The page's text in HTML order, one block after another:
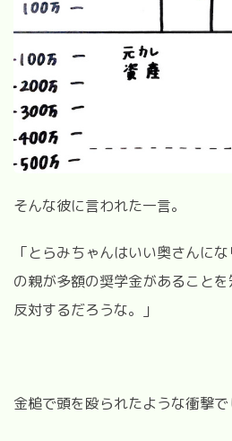
そんな彼に言われた一言。
「とらみちゃんはいい奥さんに
の親が多額の奨学金があること
反対するだろうな。」
金槌で頭を殴られたような衝撃で